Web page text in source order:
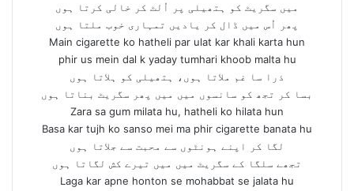
میں سگریٹ کو ہتھیلی پر اُلٹ کر خالی کرتا ہوں
پھر اُس میں ڈال کر یادیں تمہاری خوب ملتا ہوں
Main cigarette ko hatheli par ulat kar khali karta hun
phir us mein dal k yaday tumhari khoob malta hu
ذرا سا غم ملاتا ہوں، ہتھیلی کو ہلاتا ہوں
بسا کر تجھ کو سانسوں میں میں پھر سگریٹ بناتا ہوں
Zara sa gum milata hu, hatheli ko hilata hun
Basa kar tujh ko sanso mei ma phir cigarette banata hu
لگا کر اپنے ہونٹوں سے محبت سے جلاتا ہوں
تجھے سلگا کے سگریٹ میں میں تیرے کش لگاتا ہوں
Laga kar apne honton se mohabbat se jalata hu